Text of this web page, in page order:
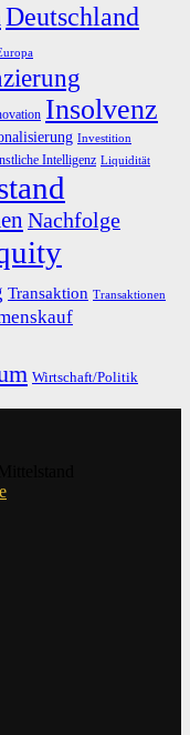
Deutschland
Insolvenz
Investition
Intelligenz Liquidität
Nachfolge
Transaktion Transaktionen
Wirtschaft/Politik